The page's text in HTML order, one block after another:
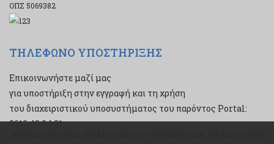
ΟΠΣ 5069382
ΤΗΛΕΦΩΝΟ ΥΠΟΣΤΗΡΙΞΗΣ
Επικοινωνήστε μαζί μας
για υποστήριξη στην εγγραφή και τη χρήση
του διαχειριστικού υποσυστήματος του παρόντος Portal:
2610 43 34 21